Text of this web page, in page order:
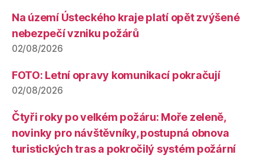
Na území Ústeckého kraje platí opět zvýšené
nebezpečí vzniku požárů
02/08/2026
FOTO: Letní opravy komunikací pokračují
02/08/2026
Čtyři roky po velkém požáru: Moře zeleně,
novinky pro návštěvníky, postupná obnova
turistických tras a pokročilý systém požární